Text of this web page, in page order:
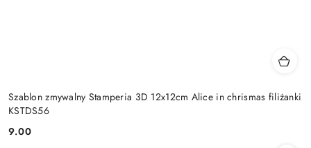
Szablon zmywalny Stamperia 3D 12x12cm Alice in chrismas filiżanki
KSTDS56
Cena:
9.00